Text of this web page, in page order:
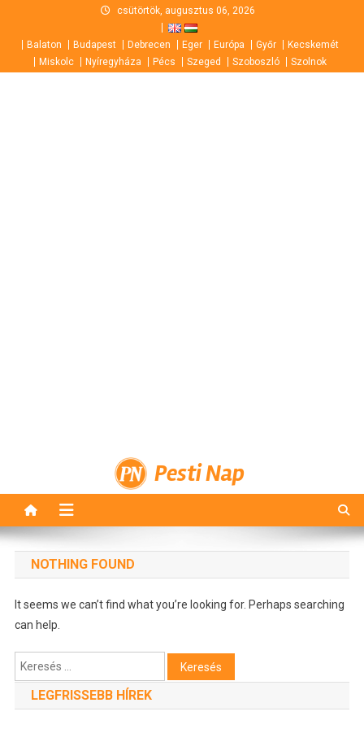
content
csütörtök, augusztus 06, 2026
Balaton Budapest Debrecen Eger Európa Győr
Kecskemét
Miskolc
Nyíregyháza Pécs Szeged Szoboszló Szolnok
Pesti Nap
NOTHING FOUND
It seems we can’t find what you’re looking for. Perhaps searching
can help.
Keresés:
LEGFRISSEBB HÍREK